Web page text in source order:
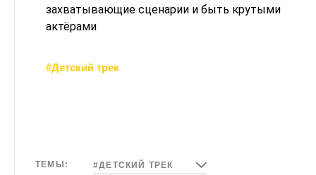
захватывающие сценарии и быть крутыми
актёрами
#Детский трек
ТЕМЫ: #ДЕТСКИЙ ТРЕК